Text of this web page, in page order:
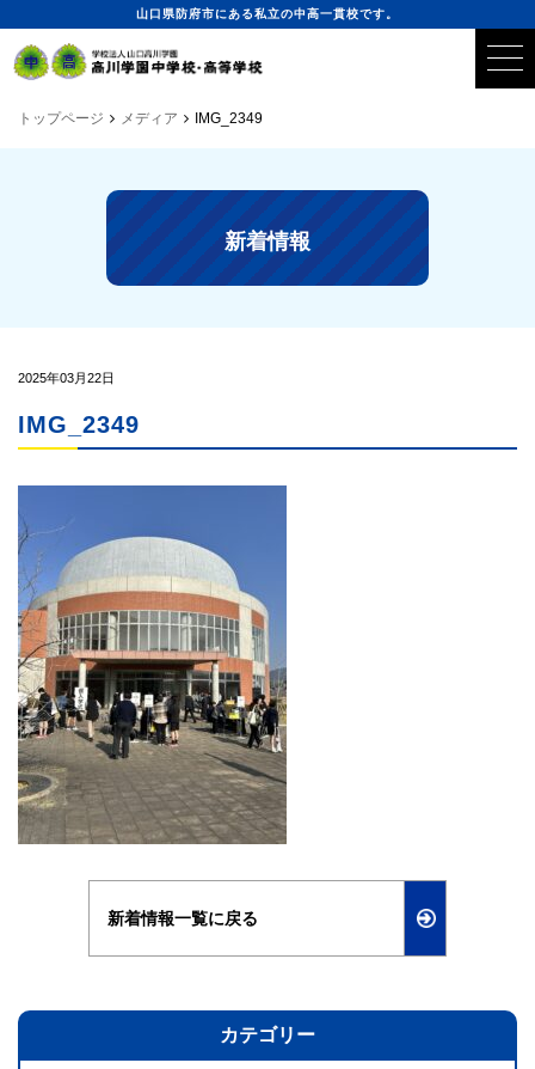
山口県防府市にある私立の中高一貫校です。
トップページ メディア IMG_2349
新着情報
2025年03月22日
IMG_2349
新着情報一覧に戻る
カテゴリー